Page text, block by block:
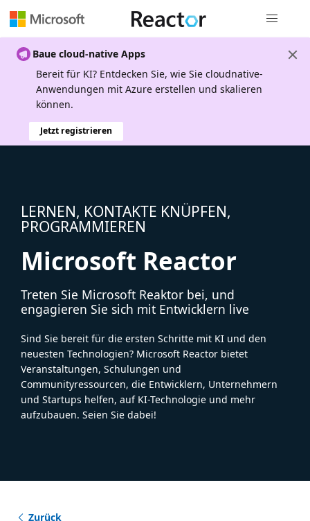
Baue cloud-native Apps
Bereit für KI? Entdecken Sie, wie Sie cloudnative-
Anwendungen mit Azure erstellen und skalieren
können.
Jetzt registrieren
LERNEN, KONTAKTE KNÜPFEN,
PROGRAMMIEREN
Microsoft Reactor
Treten Sie Microsoft Reaktor bei, und
engagieren Sie sich mit Entwicklern live
Sind Sie bereit für die ersten Schritte mit KI und den
neuesten Technologien? Microsoft Reactor bietet
Veranstaltungen, Schulungen und
Communityressourcen, die Entwicklern, Unternehmern
und Startups helfen, auf KI-Technologie und mehr
aufzubauen. Seien Sie dabei!
Zurück